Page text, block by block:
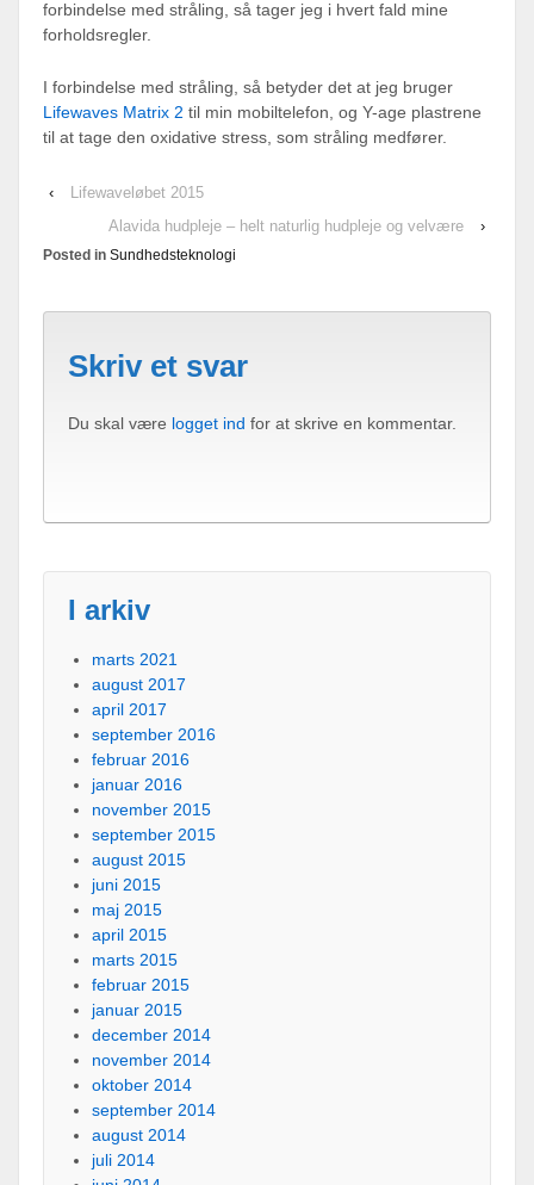
forbindelse med stråling, så tager jeg i hvert fald mine
forholdsregler.
I forbindelse med stråling, så betyder det at jeg bruger
Lifewaves Matrix 2 til min mobiltelefon, og Y-age plastrene
til at tage den oxidative stress, som stråling medfører.
‹
Lifewaveløbet 2015
Alavida hudpleje – helt naturlig hudpleje og velvære
›
Posted in Sundhedsteknologi
Skriv et svar
Du skal være logget ind for at skrive en kommentar.
I arkiv
marts 2021
august 2017
april 2017
september 2016
februar 2016
januar 2016
november 2015
september 2015
august 2015
juni 2015
maj 2015
april 2015
marts 2015
februar 2015
januar 2015
december 2014
november 2014
oktober 2014
september 2014
august 2014
juli 2014